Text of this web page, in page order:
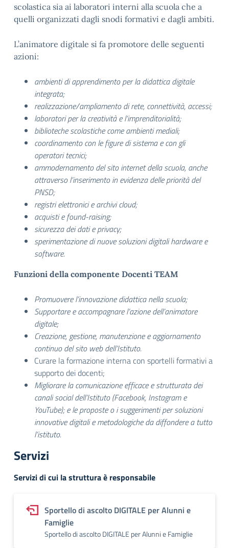
scolastica sia ai laboratori interni alla scuola che a
quelli organizzati dagli snodi formativi e dagli ambiti.
L’animatore digitale si fa promotore delle seguenti
azioni:
ambienti di apprendimento per la didattica digitale
integrata;
realizzazione/ampliamento di rete, connettività, accessi;
laboratori per la creatività e l’imprenditorialità;
biblioteche scolastiche come ambienti mediali;
coordinamento con le figure di sistema e con gli
operatori tecnici;
ammodernamento del sito internet della scuola, anche
attraverso l’inserimento in evidenza delle priorità del
PNSD;
registri elettronici e archivi cloud;
acquisti e found-raising;
sicurezza dei dati e privacy;
sperimentazione di nuove soluzioni digitali hardware e
software.
Funzioni della componente Docenti TEAM
Promuovere l’innovazione didattica nella scuola;
Supportare e accompagnare l’azione dell’animatore
digitale;
Creazione, gestione, manutenzione e aggiornamento
continuo del sito web dell’Istituto.
Curare la formazione interna con sportelli formativi a
supporto dei docenti;
Migliorare la comunicazione efficace e strutturata dei
canali social dell’Istituto (Facebook, Instagram e
YouTube); e le proposte o i suggerimenti per soluzioni
innovative digitali e metodologiche da diffondere a tutto
l’istituto.
Servizi
Servizi di cui la struttura è responsabile
Sportello di ascolto DIGITALE per Alunni e
Famiglie
Sportello di ascolto DIGITALE per Alunni e Famiglie